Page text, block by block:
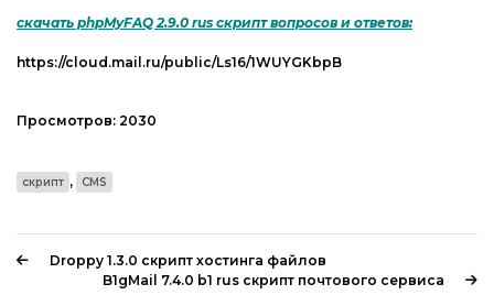
скачать phpMyFAQ 2.9.0 rus скрипт вопросов и ответов:
https://cloud.mail.ru/public/Ls16/1WUYGKbpB
Просмотров: 2030
скрипт , CMS
Droppy 1.3.0 скрипт хостинга файлов
B1gMail 7.4.0 b1 rus скрипт почтового сервиса